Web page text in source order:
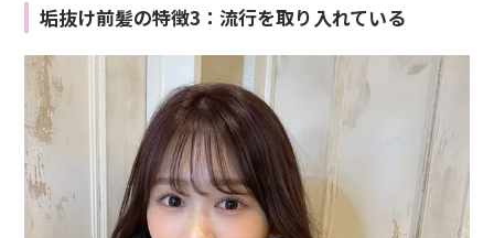
垢抜け前髪の特徴3：流行を取り入れている